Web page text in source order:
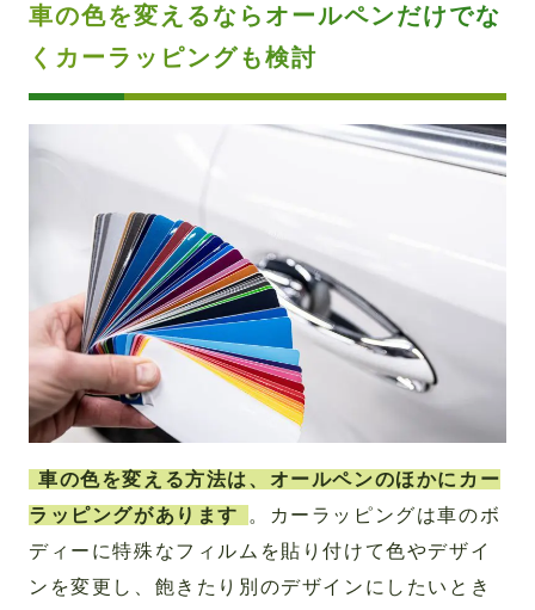
車の色を変えるならオールペンだけでな
くカーラッピングも検討
車の色を変える方法は、オールペンのほかにカー
ラッピングがあります
。カーラッピングは車のボ
ディーに特殊なフィルムを貼り付けて色やデザイ
ンを変更し、飽きたり別のデザインにしたいとき